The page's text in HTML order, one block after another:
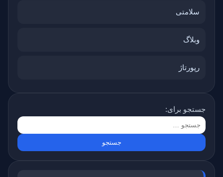
سلامتی
وبلاگ
رپورتاژ
جستجو برای: